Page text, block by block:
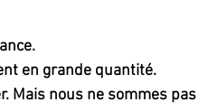
en grande quantité.
Mais nous ne sommes pas